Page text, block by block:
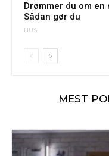
Drømmer du om
Sådan gør du
HUS
MEST